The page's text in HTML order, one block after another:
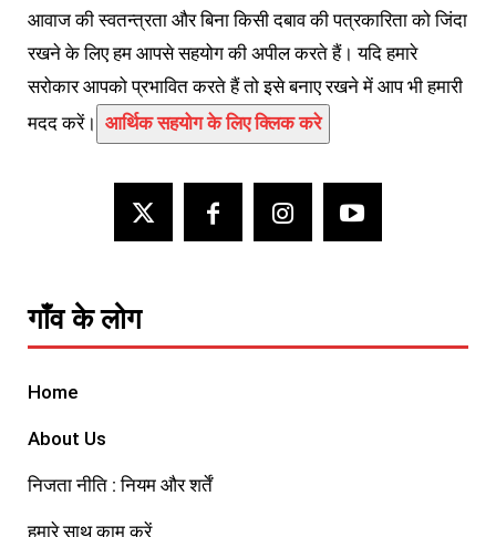
आवाज की स्वतन्त्रता और बिना किसी दबाव की पत्रकारिता को जिंदा
रखने के लिए हम आपसे सहयोग की अपील करते हैं। यदि हमारे
सरोकार आपको प्रभावित करते हैं तो इसे बनाए रखने में आप भी हमारी
मदद करें। आर्थिक सहयोग के लिए क्लिक करे
गाँव के लोग
Home
About Us
निजता नीति : नियम और शर्तें
हमारे साथ काम करें